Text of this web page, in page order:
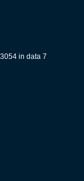
in data 7